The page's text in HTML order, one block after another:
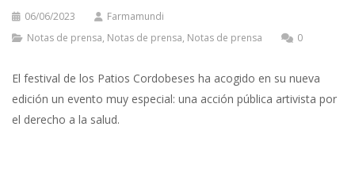
06/06/2023
Farmamundi
Notas de prensa, Notas de prensa, Notas de prensa 0
El festival de los Patios Cordobeses ha acogido en su nueva
edición un evento muy especial: una acción pública artivista por
el derecho a la salud.